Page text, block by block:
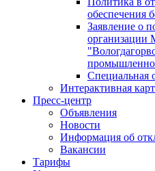
обеспечения
Заявление о
Специальная
Интерактивная
Пресс-центр
Объявления
Новости
Информация об
Вакансии
Тарифы